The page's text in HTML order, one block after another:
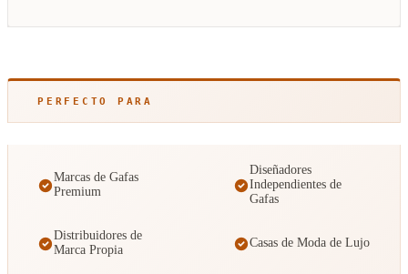
PERFECTO PARA
Marcas de Gafas
Premium
Diseñadores
Independientes de
Gafas
Distribuidores de
Marca Propia
Casas de Moda de Lujo